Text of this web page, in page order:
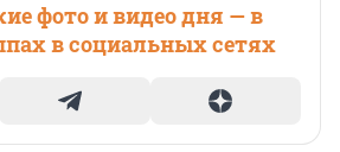
фото и видео дня — в
в социальных сетях